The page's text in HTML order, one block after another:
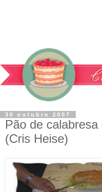
30 outubro 2007
Pão de
(Cris Heise)